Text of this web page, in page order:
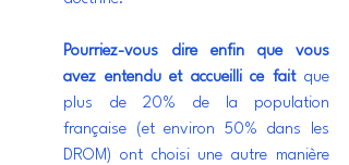
Pourriez-vous dire enfin que vous
avez entendu et accueilli ce fait que
plus de 20% de la population
française (et environ 50% dans les
DROM) ont choisi une autre manière